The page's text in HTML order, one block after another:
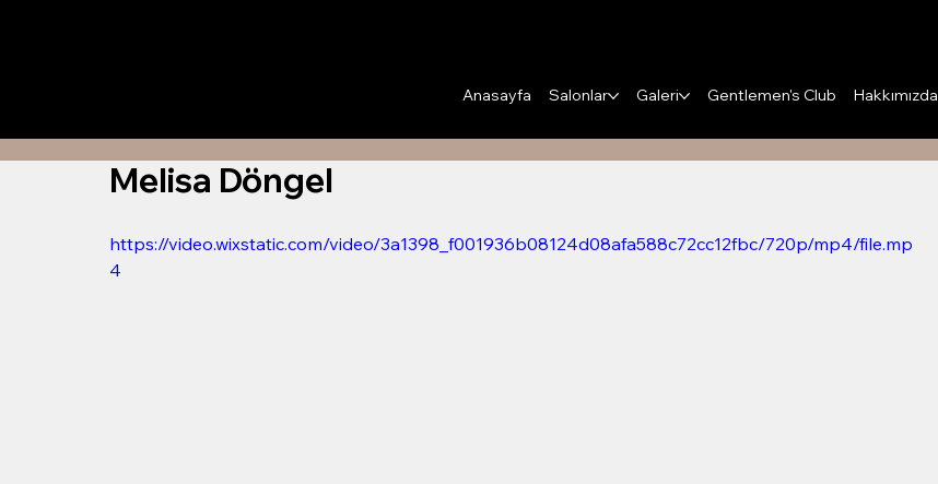
Anasayfa Salonlar Galeri Gentlemen's Club Hakkımızda
Melisa Döngel
https://video.wixstatic.com/video/3a1398_f001936b08124d08afa588c72cc12fbc/720p/mp4/file.mp
4